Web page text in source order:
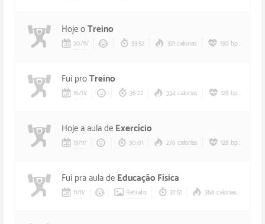
Hoje oTreino
20/11/ 33:52 321 calorias 130 bpm
Fui proTreino
16/11/ 36:22 334 calorias 128 bpm
Hoje a aula de Exercício
13/11/ 30:01 276 calorias 128 bpm
Fui pra aula de Educação Física
11/11/ Retrato 37:51 366 calorias